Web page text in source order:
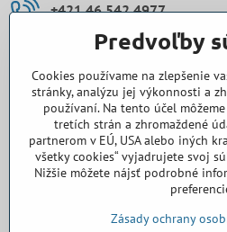
+421 46 542 4977
0907 971 896
prievidza​@cora-gastro​.sk
Obchodné zastúpenie Cora
0918 345 325
Predvoľby
Cookies používame na zlepšenie
stránky, analýzu jej výkonnosti a
používaní. Na tento účel
tretích strán a zhromaždené
partnerom v EÚ, USA alebo iných
všetky cookies“ vyjadrujete svoj
Nižšie môžete nájsť podrobné
Zásady ochrany